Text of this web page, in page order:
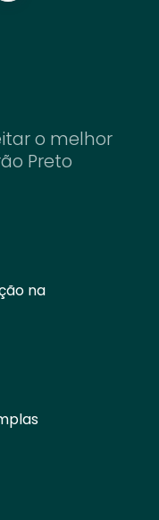
o melhor
Preto
na